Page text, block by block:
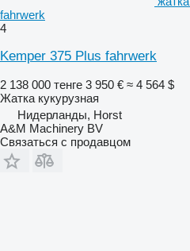
fahrwerk
4
Kemper 375 Plus fahrwerk
2 138 000 тенге 3 950 € ≈ 4 564 $
Жатка кукурузная
Нидерланды, Horst
A&M Machinery BV
Связаться с продавцом